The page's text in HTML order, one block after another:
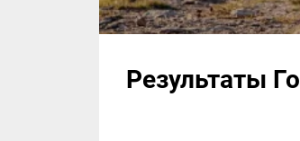
Результаты